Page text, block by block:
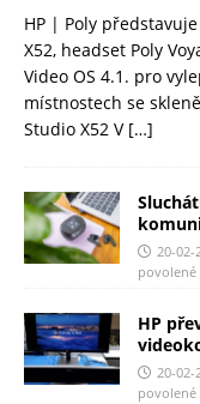
HP | Poly
X52, headset Poly
Video OS 4.1. pro
místnostech se
Studio X52 V […]
20-02-
povolené
HP
20-02-
povolené